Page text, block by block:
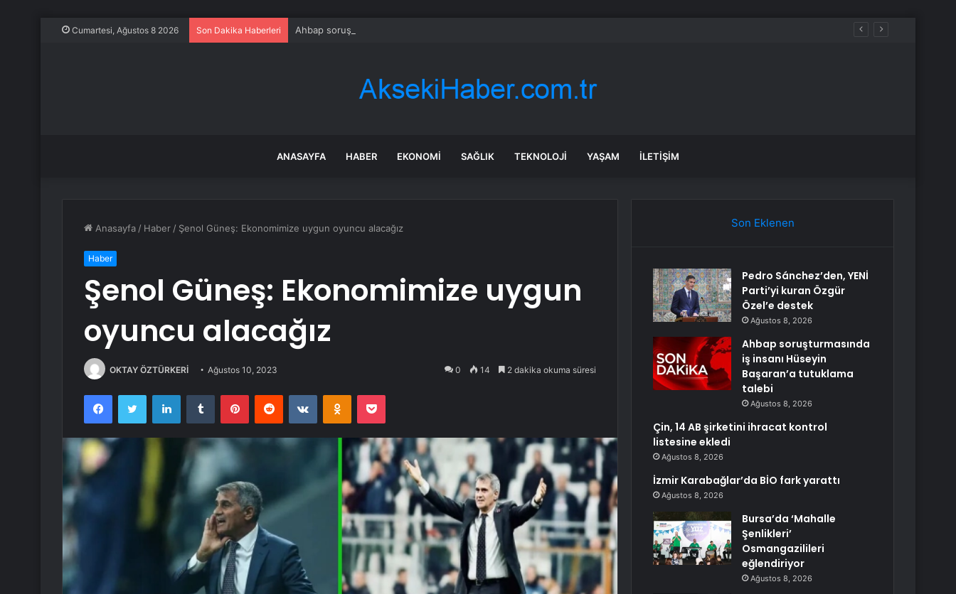
Cumartesi, Ağustos 8 2026 Son Dakika Haberleri Ahbap soruşturmasında iş insanı Hüseyin Başaran’a tutuklama talebi
ANASAYFA HABER EKONOMI SAĞLIK TEKNOLOJI YAŞAM İLETIŞIM
Anasayfa / Haber / Şenol Güneş: Ekonomimize uygun oyuncu alacağız
Haber
Şenol Güneş: Ekonomimize uygun
oyuncu alacağız
OKTAY ÖZTÜRKERİ Ağustos 10, 2023 0 14 2 dakika okuma süresi
FacebookTwitter LinkedInTumblr PinterestReddit VKontakteOdnoklassniki
Pocket
Son Eklenen
Pedro Sánchez’den, YENİ
Parti’yi kuran Özgür
Özel’e destek
Ağustos 8, 2026
Ahbap soruşturmasında
iş insanı Hüseyin
Başaran’a tutuklama
talebi
Ağustos 8, 2026
Çin, 14 AB şirketini ihracat kontrol
listesine ekledi
Ağustos 8, 2026
İzmir Karabağlar’da BİO fark yarattı
Ağustos 8, 2026
Bursa’da ‘Mahalle
Şenlikleri’
Osmangazilileri
eğlendiriyor
Ağustos 8, 2026